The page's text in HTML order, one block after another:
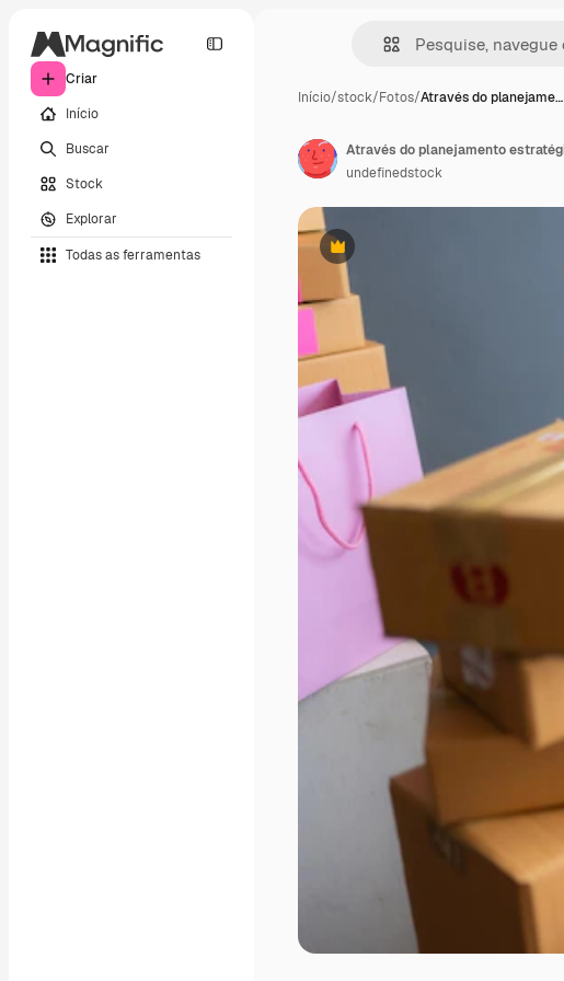
Criar
Início
Buscar
Stock
Explorar
Todas as ferramentas
Início/stock/Fotos/Através do planejame…
Premium
undefinedstock